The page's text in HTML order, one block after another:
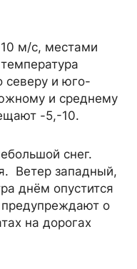
м/с, местами
северу и юго-
и среднему
-5,-10.
снег.
Ветер западный,
днём опустится
о
на дорогах